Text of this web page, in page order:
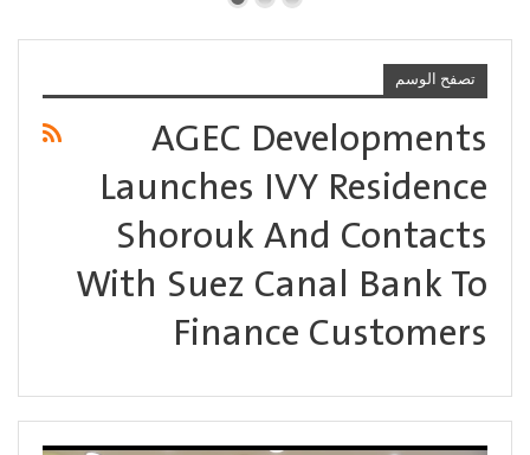
تصفح الوسم
AGEC Developments
Launches IVY Residence
Shorouk And Contacts
With Suez Canal Bank To
Finance Customers